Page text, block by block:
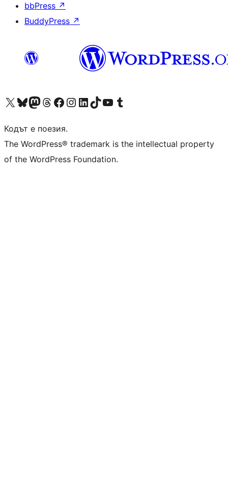
bbPress ↗
BuddyPress ↗
Visit our X (formerly Twitter) account
Visit our Bluesky account
Visit our Mastodon account
Visit our Threads account
Посетете нашата страница във Facebook
Посетете нашия профил в Instagram
Посетете нашия профил в LinkedIn
Visit our TikTok account
Visit our YouTube channel
Visit our Tumblr account
Кодът е поезия.
The WordPress® trademark is the intellectual property
of the WordPress Foundation.